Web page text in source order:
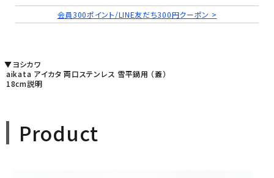
会員300ポイント/LINE友だち300円クーポン >
▼ヨシカワ
aikata アイカタ 両口ステンレス 雪平鍋用 （蓋）
18cm説明
Product